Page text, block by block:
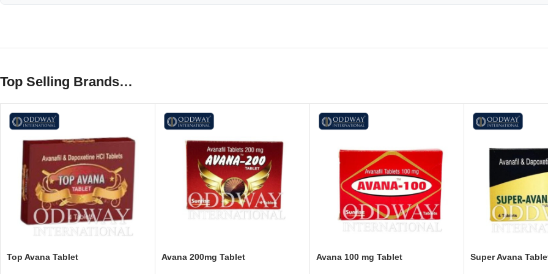
Top Selling Brands…
Top Avana Tablet Avana 200mg Tablet Avana 100 mg Tablet Super Avana